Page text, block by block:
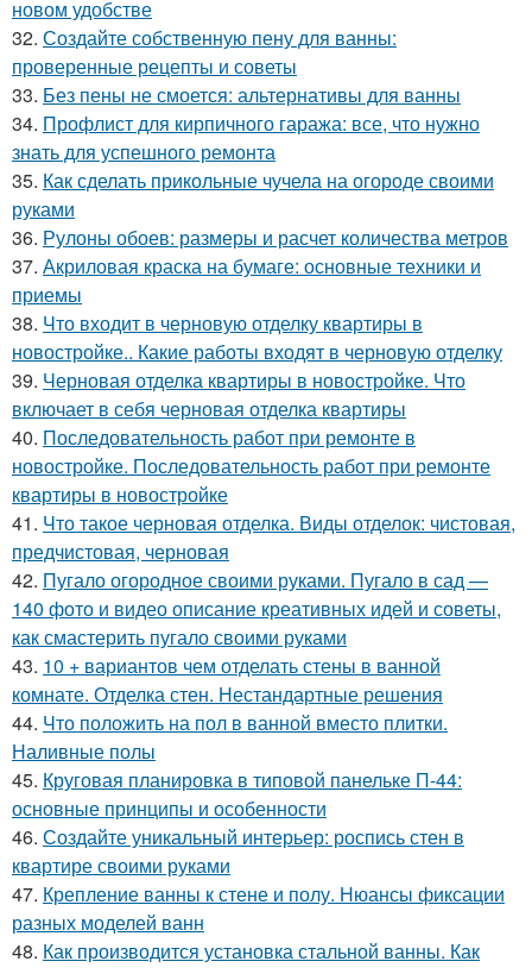
новом удобстве
32. Создайте собственную пену для ванны:
проверенные рецепты и советы
33. Без пены не смоется: альтернативы для ванны
34. Профлист для кирпичного гаража: все, что нужно
знать для успешного ремонта
35. Как сделать прикольные чучела на огороде своими
руками
36. Рулоны обоев: размеры и расчет количества метров
37. Акриловая краска на бумаге: основные техники и
приемы
38. Что входит в черновую отделку квартиры в
новостройке.. Какие работы входят в черновую отделку
39. Черновая отделка квартиры в новостройке. Что
включает в себя черновая отделка квартиры
40. Последовательность работ при ремонте в
новостройке. Последовательность работ при ремонте
квартиры в новостройке
41. Что такое черновая отделка. Виды отделок: чистовая,
предчистовая, черновая
42. Пугало огородное своими руками. Пугало в сад —
140 фото и видео описание креативных идей и советы,
как смастерить пугало своими руками
43. 10 + вариантов чем отделать стены в ванной
комнате. Отделка стен. Нестандартные решения
44. Что положить на пол в ванной вместо плитки.
Наливные полы
45. Круговая планировка в типовой панельке П-44:
основные принципы и особенности
46. Создайте уникальный интерьер: роспись стен в
квартире своими руками
47. Крепление ванны к стене и полу. Нюансы фиксации
разных моделей ванн
48. Как производится установка стальной ванны. Как